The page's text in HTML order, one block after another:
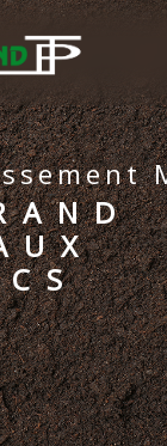
cookies